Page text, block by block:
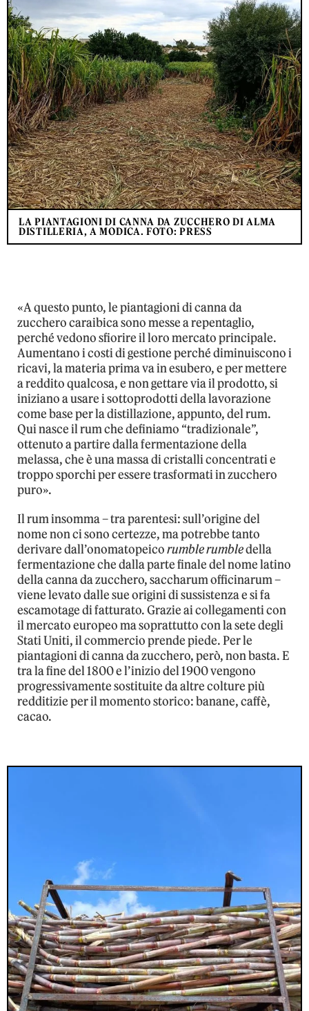
LA PIANTAGIONI DI CANNA DA ZUCCHERO DI ALMA
DISTILLERIA, A MODICA. FOTO: PRESS
«A questo punto, le piantagioni di canna da
zucchero caraibica sono messe a repentaglio,
perché vedono sfiorire il loro mercato principale.
Aumentano i costi di gestione perché diminuiscono i
ricavi, la materia prima va in esubero, e per mettere
a reddito qualcosa, e non gettare via il prodotto, si
iniziano a usare i sottoprodotti della lavorazione
come base per la distillazione, appunto, del rum.
Qui nasce il rum che definiamo “tradizionale”,
ottenuto a partire dalla fermentazione della
melassa, che è una massa di cristalli concentrati e
troppo sporchi per essere trasformati in zucchero
puro».
Il rum insomma – tra parentesi: sull’origine del
nome non ci sono certezze, ma potrebbe tanto
derivare dall’onomatopeicorumble rumbledella
fermentazione che dalla parte finale del nome latino
della canna da zucchero, saccharum officinarum –
viene levato dalle sue origini di sussistenza e si fa
escamotage di fatturato. Grazie ai collegamenti con
il mercato europeo ma soprattutto con la sete degli
Stati Uniti, il commercio prende piede. Per le
piantagioni di canna da zucchero, però, non basta. E
tra la fine del 1800 e l’inizio del 1900 vengono
progressivamente sostituite da altre colture più
redditizie per il momento storico: banane, caffè,
cacao.